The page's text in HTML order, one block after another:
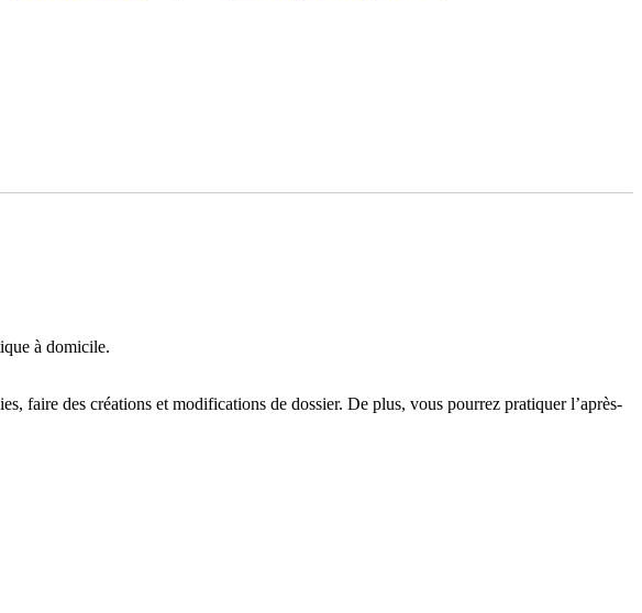
à domicile.
faire des créations et modifications de dossier. De plus, vous pourrez pratiquer l’après-